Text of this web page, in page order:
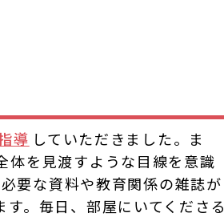
導 していただきました。ま
体を見渡すような目線を意識
要な資料や教育関係の雑誌が
。毎日、部屋にいてくださる